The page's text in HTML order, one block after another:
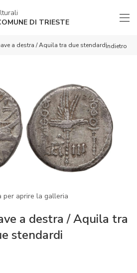
DI TRIESTE
indietro
a destra / Aquila tra due stendardi
per aprire la galleria
a destra / Aquila tra
stendardi